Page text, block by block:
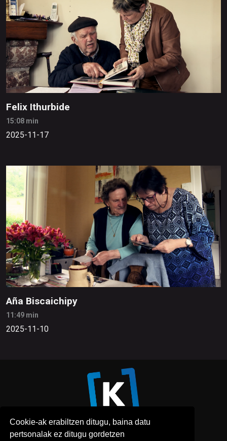
Cookie-ak erabiltzen ditugu, baina datu
pertsonalak ez ditugu gordetzen
Felix Ithurbide
15:08 min
2025-11-17
Aña Biscaichipy
11:49 min
2025-11-10